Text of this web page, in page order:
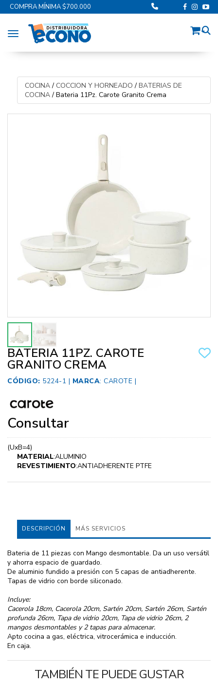
COMPRA MÍNIMA $700.000
Toggle navigation
COCINA/ COCCION Y HORNEADO / BATERIAS DE
COCINA / Bateria 11Pz. Carote Granito Crema
BATERIA 11PZ. CAROTE
GRANITO CREMA
CÓDIGO: 5224-1 | MARCA: CAROTE |
Consultar
(UxB=4)
MATERIAL:ALUMINIO
REVESTIMIENTO:ANTIADHERENTE PTFE
DESCRIPCIÓN MÁS SERVICIOS
Bateria de 11 piezas con Mango desmontable. Da un uso versátil
y ahorra espacio de guardado.
De aluminio fundido a presión con 5 capas de antiadherente.
Tapas de vidrio con borde siliconado.
Incluye:
Cacerola 18cm, Cacerola 20cm, Sartén 20cm, Sartén 26cm, Sartén
profunda 26cm, Tapa de vidrio 20cm, Tapa de vidrio 26cm, 2
mangos desmontables y 2 tapas para almacenar.
Apto cocina a gas, eléctrica, vitrocerámica e inducción.
En caja.
TAMBIÉN TE PUEDE GUSTAR